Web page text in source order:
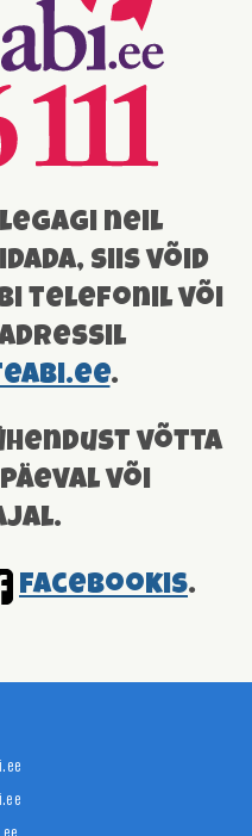
neil
siis võid
telefonil või
.
võtta
või
facebookis.